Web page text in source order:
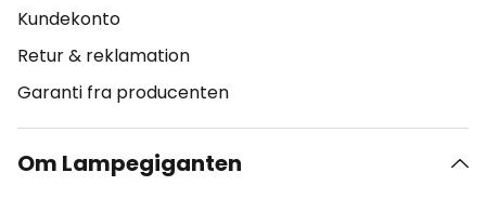
Kundekonto
Retur & reklamation
Garanti fra producenten
Om Lampegiganten